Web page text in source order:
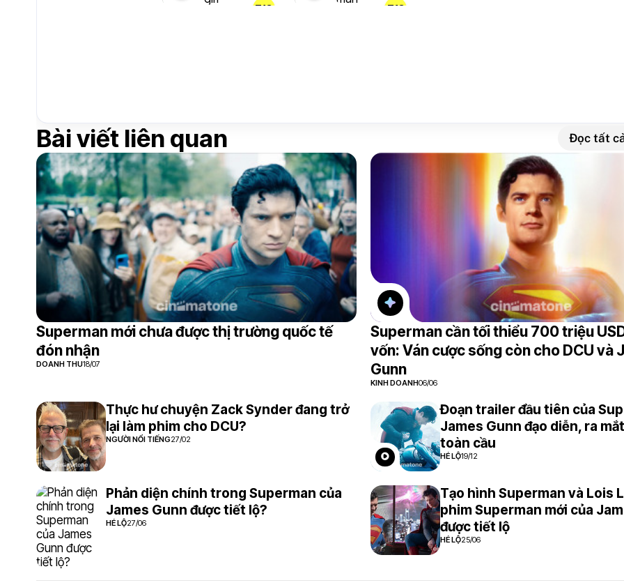
T13 T13
Bài viết liên quan Đọc tất
Superman mới chưa được thị trường quốc tế
đón nhận
DOANH THU18/07
Superman cần tối thiểu 700 triệu
vốn: Ván cược sống còn cho DCU và
Gunn
KINH DOANH06/06
Thực hư chuyện Zack Synder đang trở
lại làm phim cho DCU?
NGƯỜI NỔI TIẾNG27/02
Đoạn trailer đầu tiên của
James Gunn đạo diễn, ra
toàn cầu
HÉ LỘ19/12
Phản diện chính trong Superman của
James Gunn được tiết lộ?
HÉ LỘ27/06
Tạo hình Superman và Lois
phim Superman mới của
được tiết lộ
HÉ LỘ25/06